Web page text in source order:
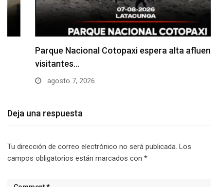
Parque Nacional Cotopaxi espera alta afluencia de
visitantes…
agosto 7, 2026
Deja una respuesta
Tu dirección de correo electrónico no será publicada. Los
campos obligatorios están marcados con *